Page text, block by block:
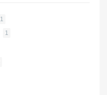
1
1